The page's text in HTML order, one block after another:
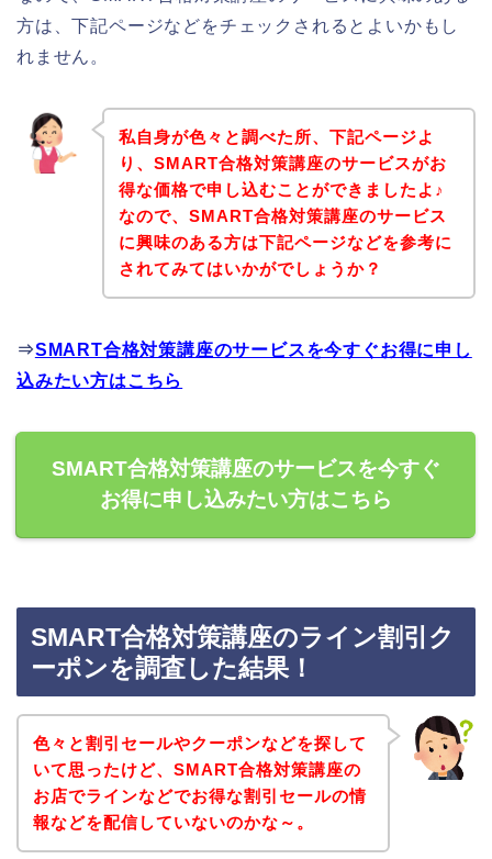
方は、下記ページなどをチェックされるとよいかもし
れません。
私自身が色々と調べた所、下記ページよ
り、SMART合格対策講座のサービスがお
得な価格で申し込むことができましたよ♪
なので、SMART合格対策講座のサービス
に興味のある方は下記ページなどを参考に
されてみてはいかがでしょうか？
⇒SMART合格対策講座のサービスを今すぐお得に申し
込みたい方はこちら
SMART合格対策講座のサービスを今すぐ
お得に申し込みたい方はこちら
SMART合格対策講座のライン割引ク
ーポンを調査した結果！
色々と割引セールやクーポンなどを探して
いて思ったけど、SMART合格対策講座の
お店でラインなどでお得な割引セールの情
報などを配信していないのかな～。